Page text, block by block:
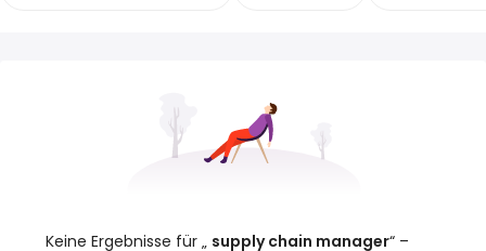
Keine Ergebnisse für „ supply chain manager“ –